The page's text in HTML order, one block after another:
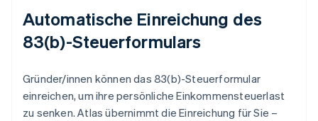
Automatische Einreichung des
83(b)-Steuerformulars
Gründer/innen können das 83(b)-Steuerformular
einreichen, um ihre persönliche Einkommensteuerlast
zu senken. Atlas übernimmt die Einreichung für Sie –